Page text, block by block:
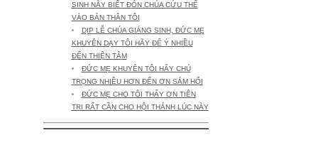
SINH NÀY BIẾT ĐÓN CHÚA CỨU THẾ
VÀO BẢN THÂN TÔI
DỊP LỄ CHÚA GIÁNG SINH, ĐỨC MẸ
KHUYÊN DẠY TÔI HÃY ĐỂ Ý NHIỀU
ĐẾN THIỆN TÂM
ĐỨC MẸ KHUYÊN TÔI HÃY CHÚ
TRỌNG NHIỀU HƠN ĐẾN ƠN SÁM HỐI
ĐỨC MẸ CHO TÔI THẤY ƠN TIÊN
TRI RẤT CẦN CHO HỘI THÁNH LÚC NÀY